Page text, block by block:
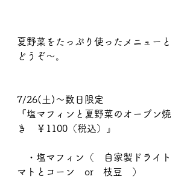
夏野菜をたっぷり使ったメニューと
どうぞ〜。
7/26(土)〜数日限定
『塩マフィンと夏野菜のオーブン焼
き　￥1100（税込）』
・塩マフィン（　自家製ドライト
マトとコーン　or　枝豆　）